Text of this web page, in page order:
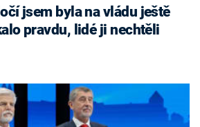
jsem byla na vládu ještě
pravdu, lidé ji nechtěli